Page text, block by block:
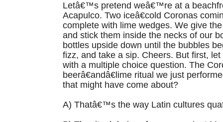
Letâ€™s pretend weâ€™re at a
Acapulco. Two iceâ€cold Coronas
complete with lime wedges. We give
and stick them inside the necks of our
bottles upside down until the bubbles
fizz, and take a sip. Cheers. But first,
with a multiple choice question. The
beerâ€andâ€lime ritual we just
that might have come about?
A) Thatâ€™s the way Latin cultures